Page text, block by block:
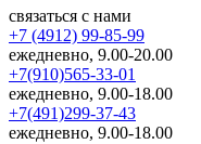
связаться с нами
+7 (4912) 99-85-99
ежедневно, 9.00-20.00
+7(910)565-33-01
ежедневно, 9.00-18.00
+7(491)299-37-43
ежедневно, 9.00-18.00